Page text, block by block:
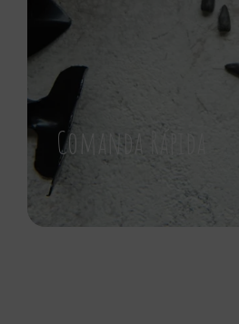
Comanda Rápida